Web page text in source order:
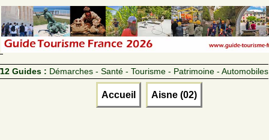
12 Guides : Démarches - Santé - Tourisme - Patrimoine - Automobiles
Accueil Aisne (02)